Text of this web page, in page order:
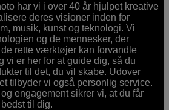
har vi i over 40 år hjulpet kreative
deres visioner inden for
musik, kunst og teknologi. Vi
og de mennesker, der
rette værktøjer kan forvandle
vi er her for at guide dig, så du
til det, du vil skabe. Udover
tilbyder vi også personlig service.
engagement sikrer vi, at du får
til dig.